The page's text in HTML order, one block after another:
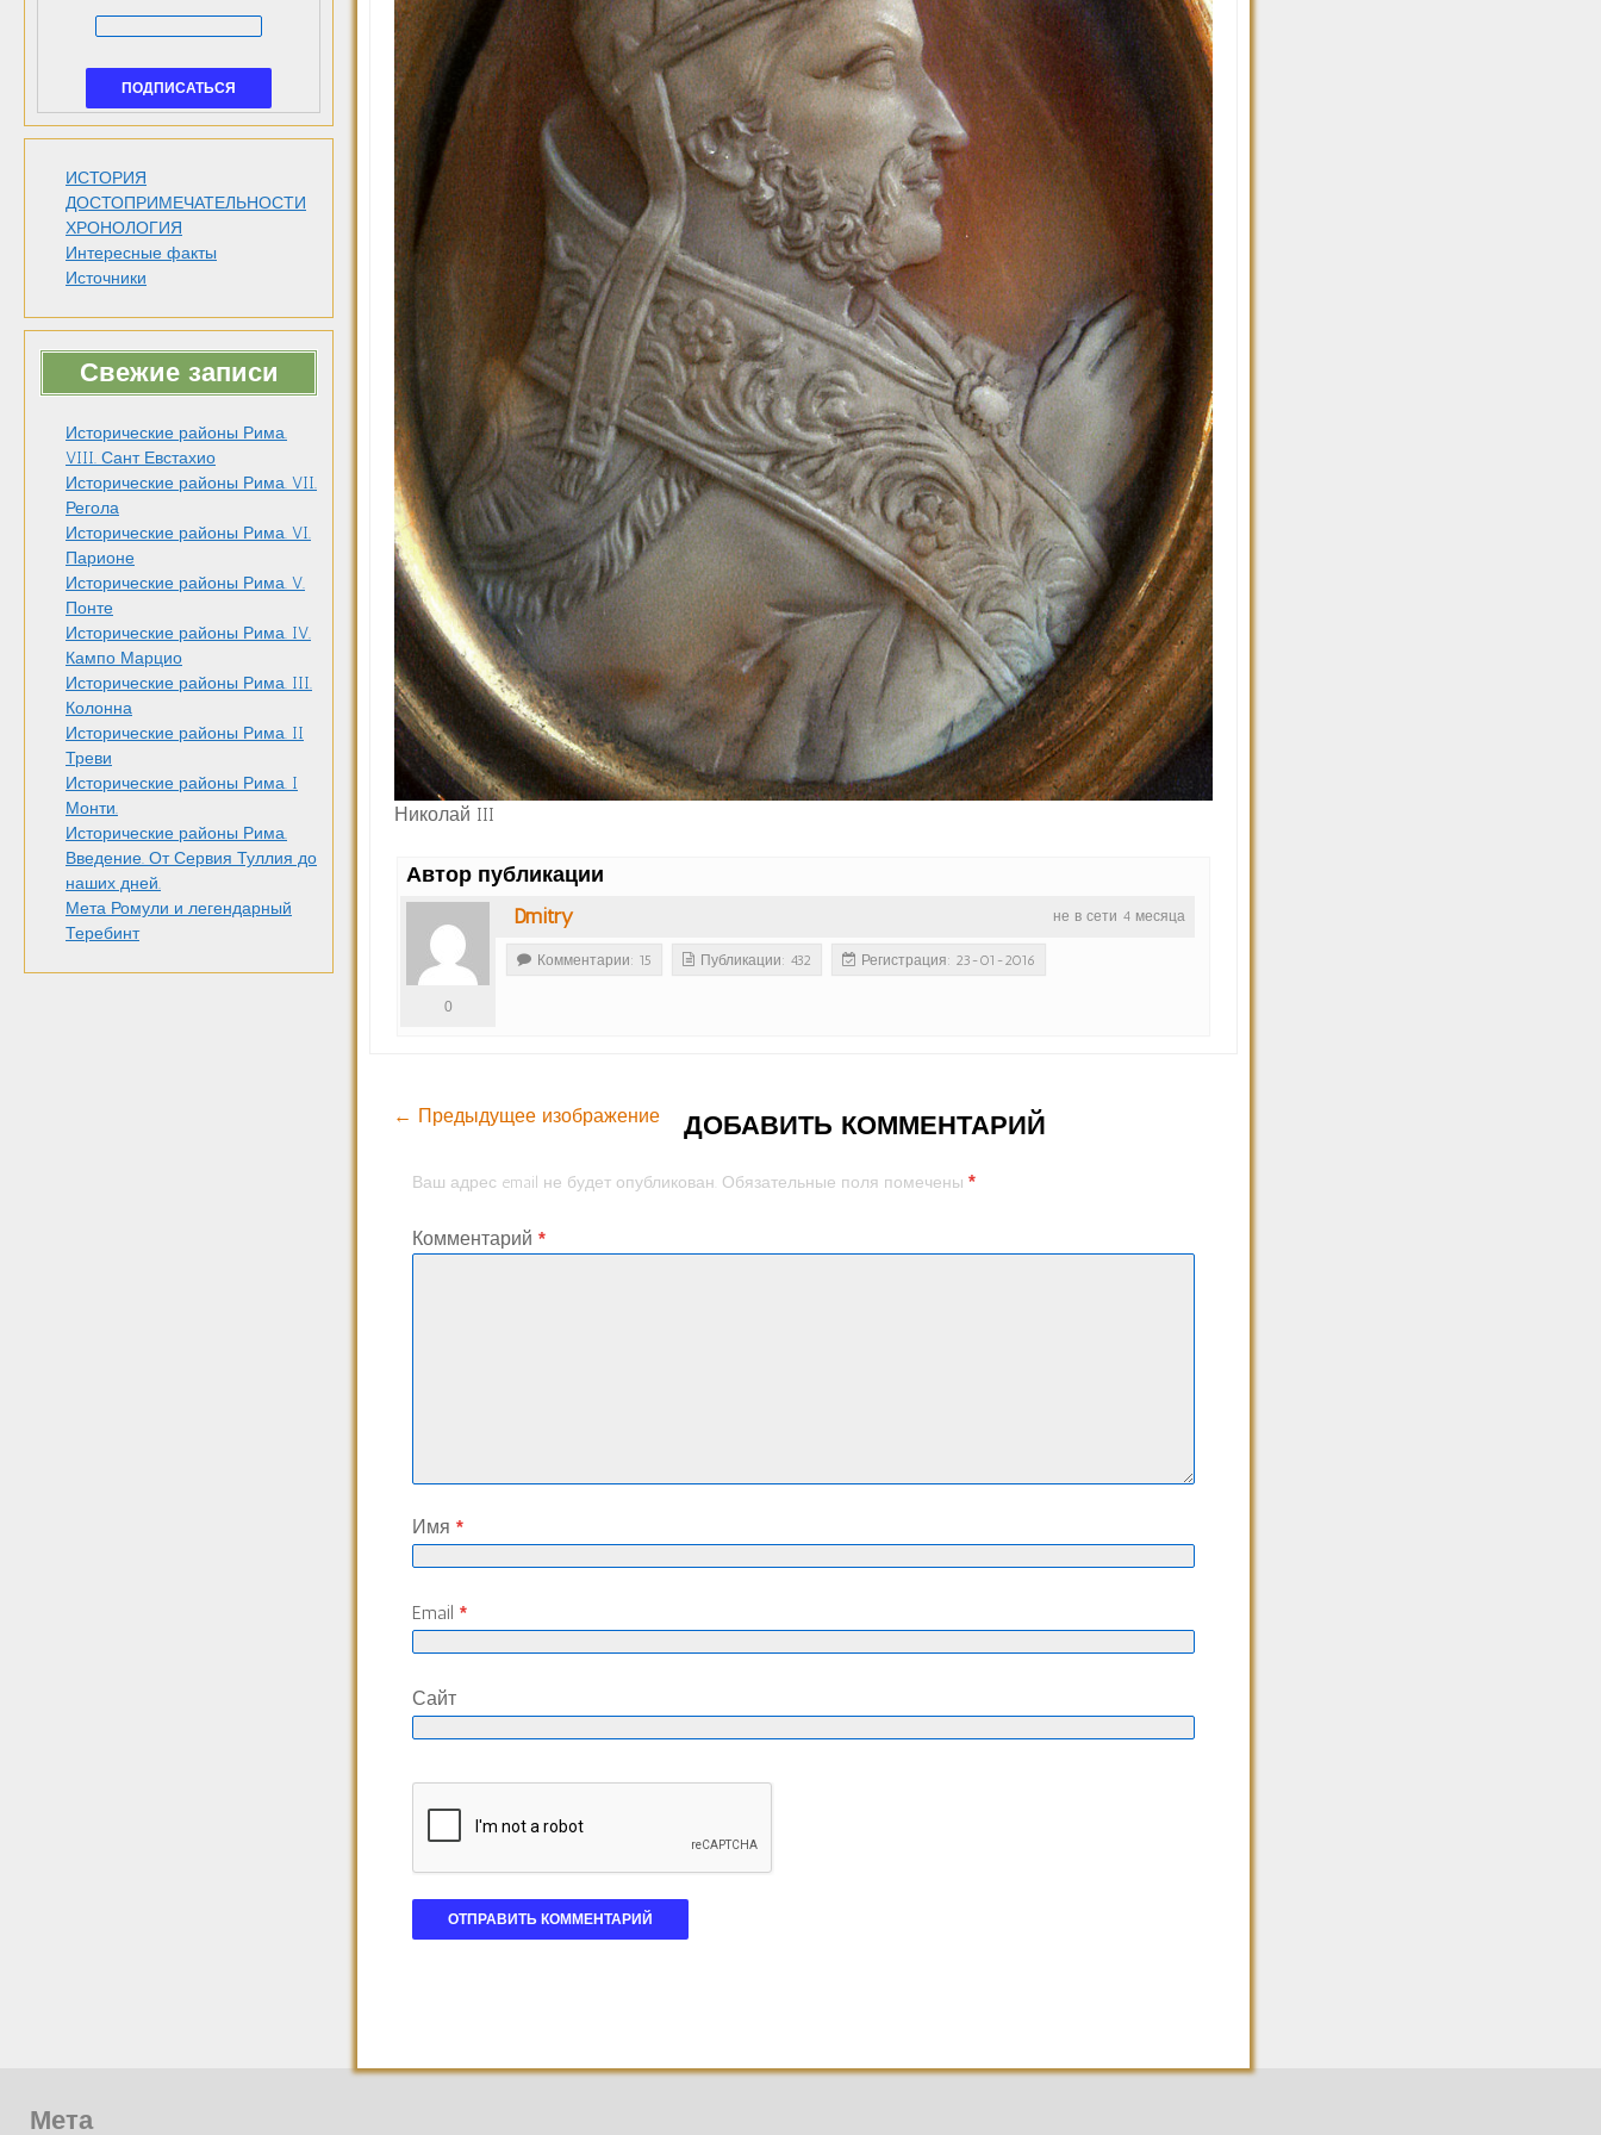
ИСТОРИЯ
ДОСТОПРИМЕЧАТЕЛЬНОСТИ
ХРОНОЛОГИЯ
Интересные факты
Источники
Свежие записи
Исторические районы Рима.
VIII. Сант Евстахио
Исторические районы Рима. VII.
Регола
Исторические районы Рима. VI.
Парионе
Исторические районы Рима. V.
Понте
Исторические районы Рима. IV.
Кампо Марцио
Исторические районы Рима. III.
Колонна
Исторические районы Рима. II
Треви
Исторические районы Рима. I
Монти.
Исторические районы Рима.
Введение. От Сервия Туллия до
наших дней.
Мета Ромули и легендарный
Теребинт
Николай III
Автор публикации
не в сети 4 месяца
Dmitry
0
Комментарии: 15 Публикации: 432 Регистрация: 23-01-2016
← Предыдущее изображение ДОБАВИТЬ КОММЕНТАРИЙ
Ваш адрес email не будет опубликован. Обязательные поля помечены*
Комментарий*
Имя*
Email*
Сайт
Мета